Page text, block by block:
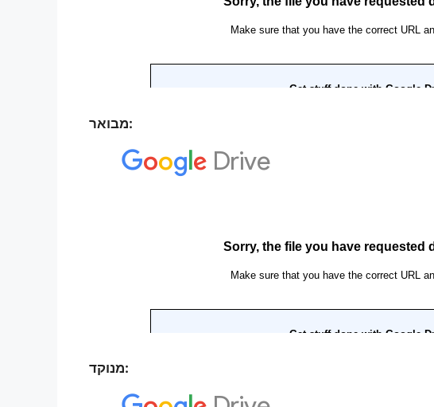
מבואר:
מנוקד: